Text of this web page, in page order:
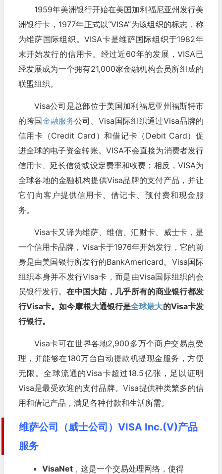
1959年美洲银行开始在美国加利福尼亚州发行美
洲银行卡，1977年正式以“VISA”为该组织的标志，称
为维萨国际组织。VISA卡是维萨国际组织于1982年
末开始发行的信用卡。经过近60年的发展，VISA已
经发展成为一个拥有21,000家金融机构会员所组成的
联盟组织。
Visa公司是总部位于美国加利福尼亚州福斯特市
的跨国金融服务公司。Visa国际组织通过Visa品牌的
信用卡（Credit Card）和借记卡（Debit Card）促
进全球的电子资金转账。VISA不会直接为消费者发行
信用卡、延长信贷或设定费率和收费；相反，VISA为
全球各地的金融机构提供Visa品牌的支付产品，并让
它们向客户提供信用卡、借记卡、预付费和现金服
务。
Visa卡又译为维萨、维信、汇财卡、威士卡，是
一个信用卡品牌，Visa卡于1976年开始发行，它的前
身是由美国银行所发行的BankAmericard。Visa国际
组织本身并不发行Visa卡，而是由Visa国际组织的会
员银行发行。在中国大陆，几乎所有的商业银行都发
行Visa卡。如今摩根大通银行是全球最大的Visa卡发
行银行。
Visa卡可在世界各地2,900多万个商户交易点受
理，并能够在180万台自动提款机提现金服务，方便
无限。全球流通的Visa卡超过18.5亿张，足以证明
Visa是最受欢迎的支付品牌。Visa提供种类繁多的信
用和借记产品，满足各种付款和生活所需。
维萨公司（威士公司）VISA Inc.(V)产品
服务
VisaNet，这是一个交易处理网络，使得